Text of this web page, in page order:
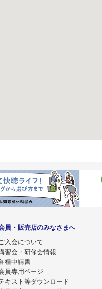
員・販売店のみなさまへ
ご入会について
習会・研修会情報
種申請書
員専用ページ
キスト等ダウンロード